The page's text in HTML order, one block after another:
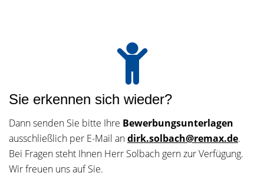
Sie erkennen sich wieder?
Dann senden Sie bitte Ihre Bewerbungsunterlagen
ausschließlich per E-Mail andirk.solbach@remax.de.
Bei Fragen steht Ihnen Herr Solbach gern zur Verfügung.
Wir freuen uns auf Sie.